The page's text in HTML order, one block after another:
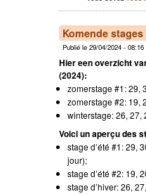
Komende
Publié le 29/04/2024 - 08:16
Hier een overzicht
(2024):
zomerstage #1: 29,
zomerstage #2: 19,
winterstage: 26, 27,
Voici un aperçu des
stage d’été #1: 29,
jour);
stage d’été #2: 19,
stage d’hiver: 26,